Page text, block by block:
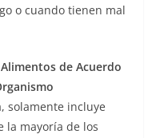
o cuando tienen mal
de Acuerdo
solamente incluye
la mayoría de los